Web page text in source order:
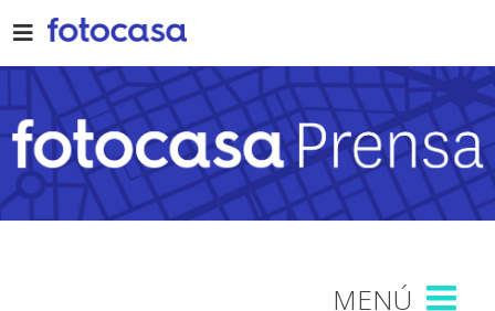
to
content